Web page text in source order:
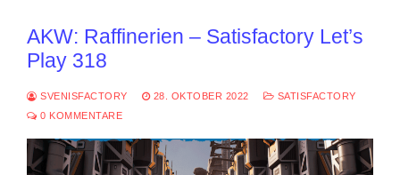
AKW: Raffinerien – Satisfactory Let’s
Play 318
SVENISFACTORY 28. OKTOBER 2022
SATISFACTORY
0 KOMMENTARE